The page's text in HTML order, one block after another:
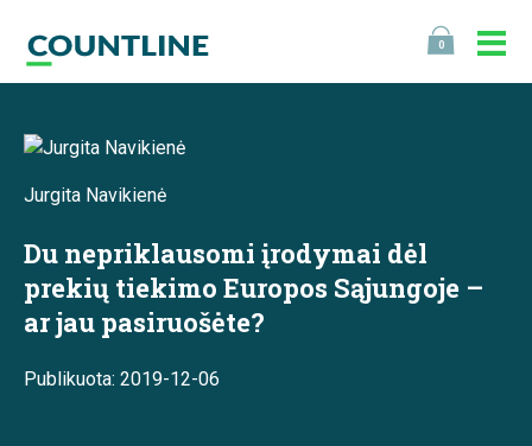
0
Jurgita Navikienė
Du nepriklausomi įrodymai dėl
prekių tiekimo Europos Sąjungoje –
ar jau pasiruošėte?
Publikuota: 2019-12-06